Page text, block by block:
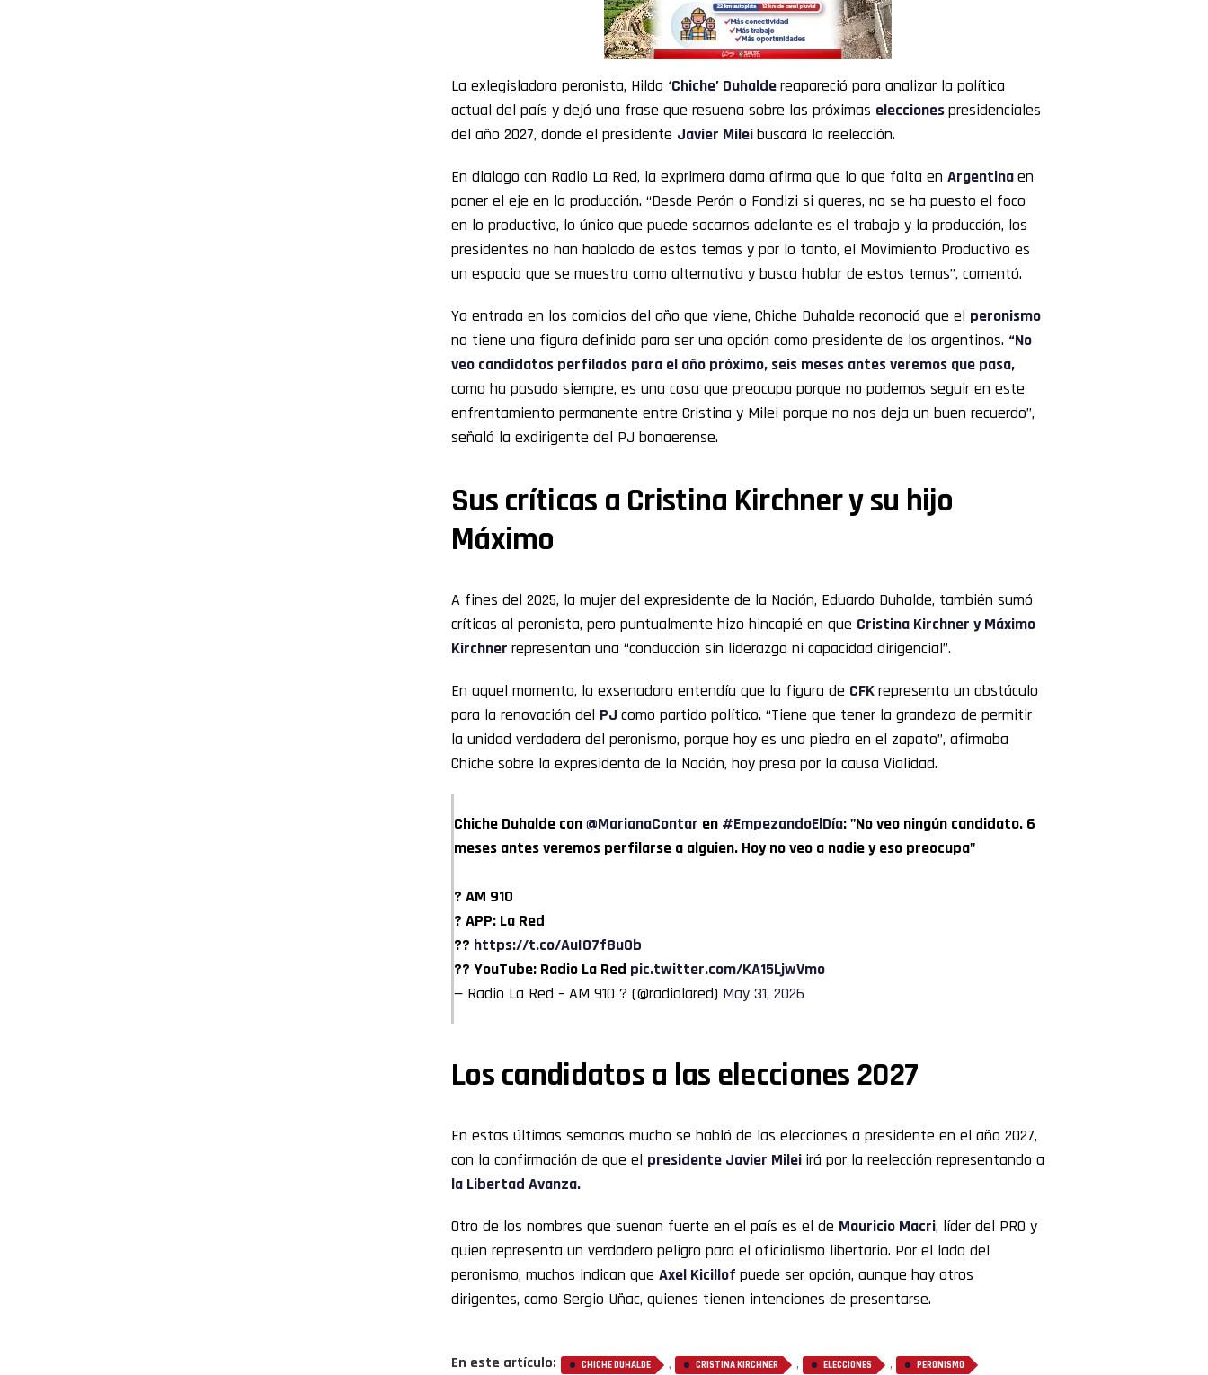
La exlegisladora peronista, Hilda ‘Chiche’ Duhaldereapareció para analizar la política
actual del país y dejó una frase que resuena sobre las próximas eleccionespresidenciales
del año 2027, donde el presidente Javier Mileibuscará la reelección.
En dialogo con Radio La Red, la exprimera dama afirma que lo que falta en Argentinaen
poner el eje en la producción. “Desde Perón o Fondizi si queres, no se ha puesto el foco
en lo productivo, lo único que puede sacarnos adelante es el trabajo y la producción, los
presidentes no han hablado de estos temas y por lo tanto, el Movimiento Productivo es
un espacio que se muestra como alternativa y busca hablar de estos temas”, comentó.
Ya entrada en los comicios del año que viene, Chiche Duhalde reconoció que el peronismo
no tiene una figura definida para ser una opción como presidente de los argentinos. “No
veo candidatos perfilados para el año próximo, seis meses antes veremos que pasa,
como ha pasado siempre, es una cosa que preocupa porque no podemos seguir en este
enfrentamiento permanente entre Cristina y Milei porque no nos deja un buen recuerdo”,
señaló la exdirigente del PJ bonaerense.
Sus críticas a Cristina Kirchner y su hijo
Máximo
A fines del 2025, la mujer del expresidente de la Nación, Eduardo Duhalde, también sumó
críticas al peronista, pero puntualmente hizo hincapié en que Cristina Kirchner y Máximo
Kirchner representan una “conducción sin liderazgo ni capacidad dirigencial”.
En aquel momento, la exsenadora entendía que la figura de CFKrepresenta un obstáculo
para la renovación del PJ como partido político. “Tiene que tener la grandeza de permitir
la unidad verdadera del peronismo, porque hoy es una piedra en el zapato”, afirmaba
Chiche sobre la expresidenta de la Nación, hoy presa por la causa Vialidad.
Chiche Duhalde con@MarianaContar en #EmpezandoElDía: "No veo ningún candidato. 6
meses antes veremos perfilarse a alguien. Hoy no veo a nadie y eso preocupa"
? AM 910
? APP: La Red
?? https://t.co/AuI07f8u0b
?? YouTube: Radio La Red pic.twitter.com/KA15LjwVmo
— Radio La Red – AM 910 ? (@radiolared) May 31, 2026
Los candidatos a las elecciones 2027
En estas últimas semanas mucho se habló de las elecciones a presidente en el año 2027,
con la confirmación de que el presidente Javier Milei irá por la reelección representando a
la Libertad Avanza.
Otro de los nombres que suenan fuerte en el país es el de Mauricio Macri, líder del PRO y
quien representa un verdadero peligro para el oficialismo libertario. Por el lado del
peronismo, muchos indican que Axel Kicillof puede ser opción, aunque hay otros
dirigentes, como Sergio Uñac, quienes tienen intenciones de presentarse.
En este artículo: CHICHE DUHALDE , CRISTINA KIRCHNER , ELECCIONES , PERONISMO